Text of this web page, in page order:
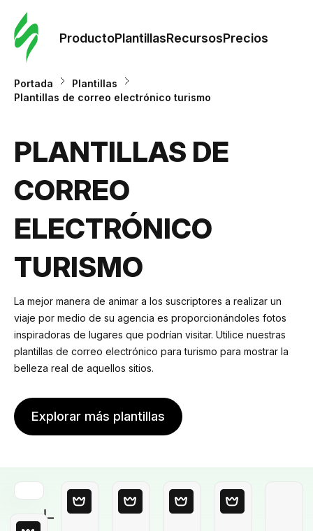
ProductoPlantillasRecursosPrecios
Portada
Plantillas
Plantillas de correo electrónico turismo
PLANTILLAS DE
CORREO
ELECTRÓNICO
TURISMO
La mejor manera de animar a los suscriptores a realizar un
viaje por medio de su agencia es proporcionándoles fotos
inspiradoras de lugares que podrían visitar. Utilice nuestras
plantillas de correo electrónico para turismo para mostrar la
belleza real de aquellos sitios.
Explorar más plantillas